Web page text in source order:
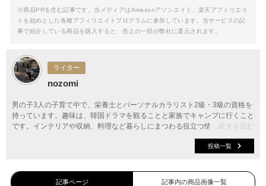
※商品PRを含む記事です。当メディアはAmazonアソシエイト、楽天アフィリエイ
トを始めとした各種アフィリエイトプログラムに参加しています。当サービスの記
事で紹介している商品を購入すると、売上の一部が弊社に還元されます。
ライター
nozomi
...続きを読む
男の子3人の子育て中で、栄養士とパーソナルカラリスト2級・3級の資格を
持っています。趣味は、韓国ドラマを観ることと家族でキャンプに行くこと
です。インテリアや収納、料理など暮らしにまつわる役立つ情報をお届けし
投稿一覧
記事ページ 記事内の商品画像一覧